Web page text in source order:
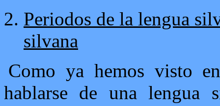
Periodos de la lengua
silvana
Como ya hemos visto
hablarse de una lengua